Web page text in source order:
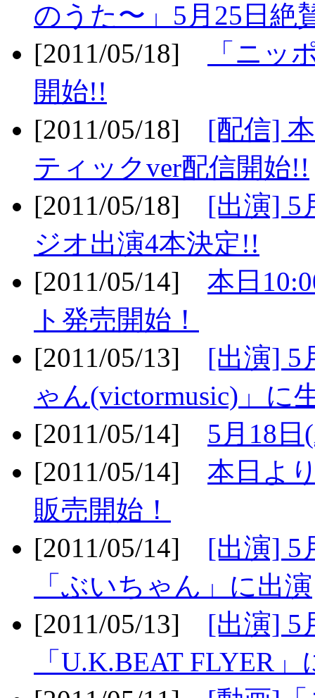
のうた〜」5月25日絶
[2011/05/18]
「ニッ
開始!!
[2011/05/18] [配信]
ティックver配信開始!!
[2011/05/18] [出演] 5
ジオ出演4本決定!!
[2011/05/14] 本日
ト発売開始！
[2011/05/13] [出演] 5
ゃん(victormusic)」に
[2011/05/14] 5月18
[2011/05/14] 本日よ
販売開始！
[2011/05/14] [出演] 5
「ぶいちゃん」に出演
[2011/05/13] [出演] 5
「U.K.BEAT FLYER